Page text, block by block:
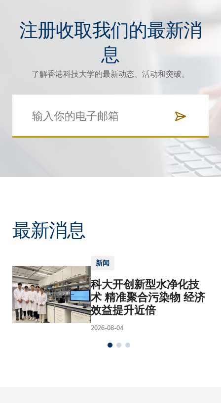
注册收取我们的最新消
息
了解香港科技大学的最新动态、活动和突破。
最新消息
新闻
科大开创新型水净化技
术 精准聚合污染物 经济
效益提升近倍
2026-08-04